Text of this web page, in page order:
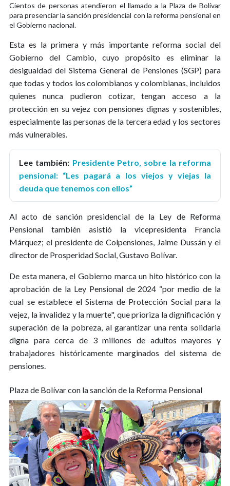
Cientos de personas atendieron el llamado a la Plaza de Bolívar
para presenciar la sanción presidencial con la reforma pensional en
el Gobierno nacional.
Esta es la primera y más importante reforma social del
Gobierno del Cambio, cuyo propósito es eliminar la
desigualdad del Sistema General de Pensiones (SGP) para
que todas y todos los colombianos y colombianas, incluidos
quienes nunca pudieron cotizar, tengan acceso a la
protección en su vejez con pensiones dignas y sostenibles,
especialmente las personas de la tercera edad y los sectores
más vulnerables.
Lee también: Presidente Petro, sobre la reforma
pensional: “Les pagará a los viejos y viejas la
deuda que tenemos con ellos”
Al acto de sanción presidencial de la Ley de Reforma
Pensional también asistió la vicepresidenta Francia
Márquez; el presidente de Colpensiones, Jaime Dussán y el
director de Prosperidad Social, Gustavo Bolívar.
De esta manera, el Gobierno marca un hito histórico con la
aprobación de la Ley Pensional de 2024 “por medio de la
cual se establece el Sistema de Protección Social para la
vejez, la invalidez y la muerte", que prioriza la dignificación y
superación de la pobreza, al garantizar una renta solidaria
digna para cerca de 3 millones de adultos mayores y
trabajadores históricamente marginados del sistema de
pensiones.
Plaza de Bolívar con la sanción de la Reforma Pensional